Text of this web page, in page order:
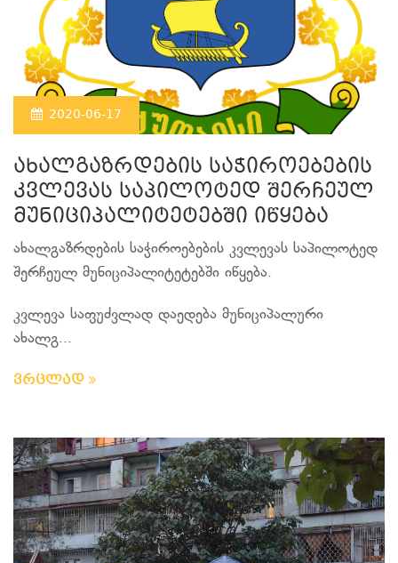
2020-06-17
ახალგაზრდების საჭიროებების
კვლევას საპილოტედ შერჩეულ
მუნიციპალიტეტებში იწყება
ახალგაზრდების საჭიროებების კვლევას საპილოტედ
შერჩეულ მუნიციპალიტეტებში იწყება.
კვლევა საფუძვლად დაედება მუნიციპალური
ახალგ...
ვრცლად